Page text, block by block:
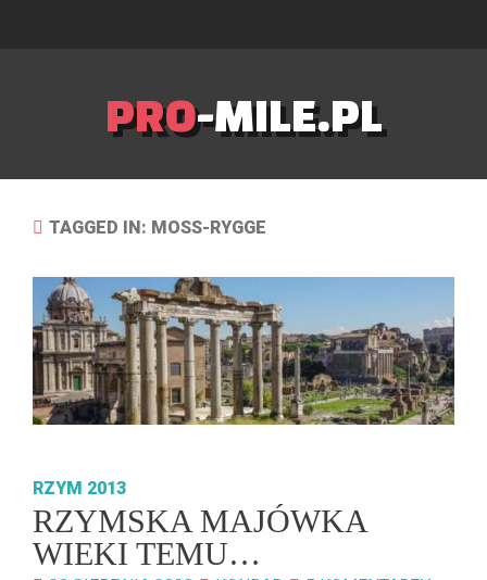
PRO-MILE.PL
TAGGED IN: MOSS-RYGGE
RZYM 2013
RZYMSKA MAJÓWKA
WIEKI TEMU…